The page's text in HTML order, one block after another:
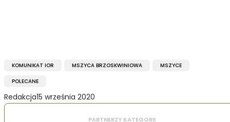
KOMUNIKAT IOR MSZYCA BRZOSKWINIOWA MSZYCE
POLECANE
Redakcja15 września 2020
PARTNERZY KATEGORII